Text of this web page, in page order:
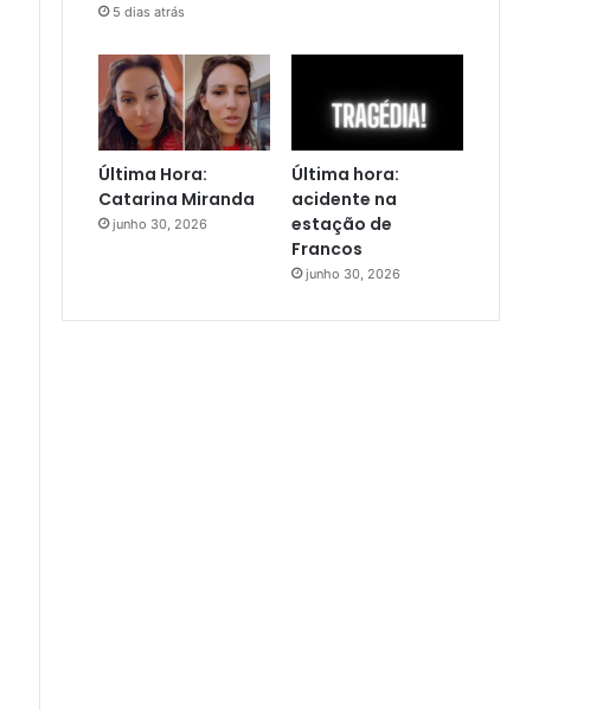
5 dias atrás
Última Hora:
Catarina Miranda
junho 30, 2026
Última hora:
acidente na
estação de
Francos
junho 30, 2026